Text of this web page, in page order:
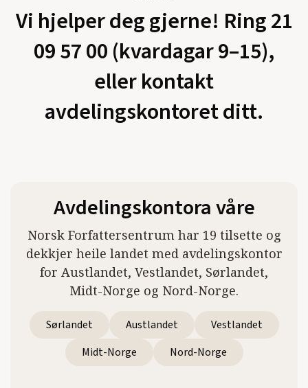
Vi hjelper deg gjerne! Ring 21
09 57 00 (kvardagar 9–15),
eller kontakt
avdelingskontoret ditt.
Avdelingskontora våre
Norsk Forfattersentrum har 19 tilsette og
dekkjer heile landet med avdelingskontor
for Austlandet, Vestlandet, Sørlandet,
Midt-Norge og Nord-Norge.
Sørlandet Austlandet
Vestlandet
Midt-Norge
Nord-Norge